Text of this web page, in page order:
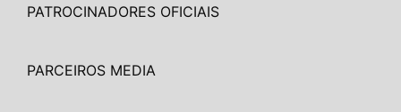
PATROCINADORES OFICIAIS
PARCEIROS MEDIA